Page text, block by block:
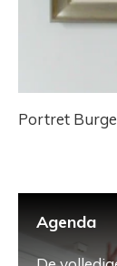
Portret
Agenda